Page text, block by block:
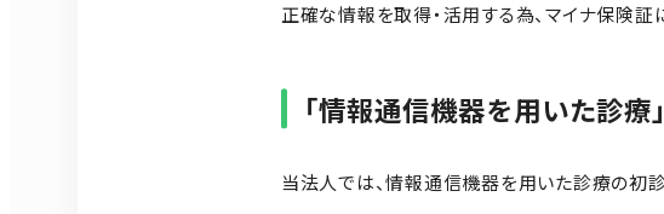
正確な情報を取得・活用する為、マイナ保険
「情報通信機器を用いた診療
当法人では、情報通信機器を用いた診療の初